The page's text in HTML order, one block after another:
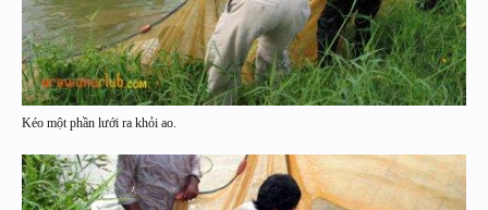
Kéo một phần lưới ra khỏi ao.